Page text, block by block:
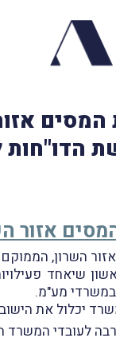
לשנת-
אזור
הממוקם
שיאחד
מע"מ.
יכלול את
לעובדי